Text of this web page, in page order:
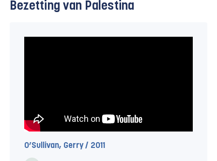
Bezetting van Palestina
O’Sullivan, Gerry / 2011